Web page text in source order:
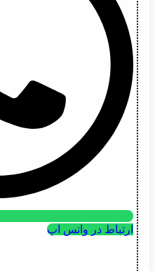
ارتباط در واتس اپ